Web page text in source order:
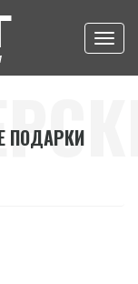
ПОДАРКИ